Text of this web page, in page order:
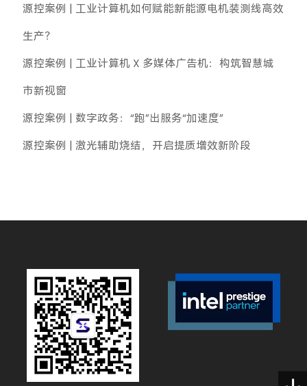
源控案例 | 工业计算机如何赋能新能源电机装测线高效
生产？
源控案例 | 工业计算机 X 多媒体广告机：构筑智慧城
市新视窗
源控案例 | 数字政务：“跑”出服务“加速度”
源控案例 | 激光辅助烧结，开启提质增效新阶段